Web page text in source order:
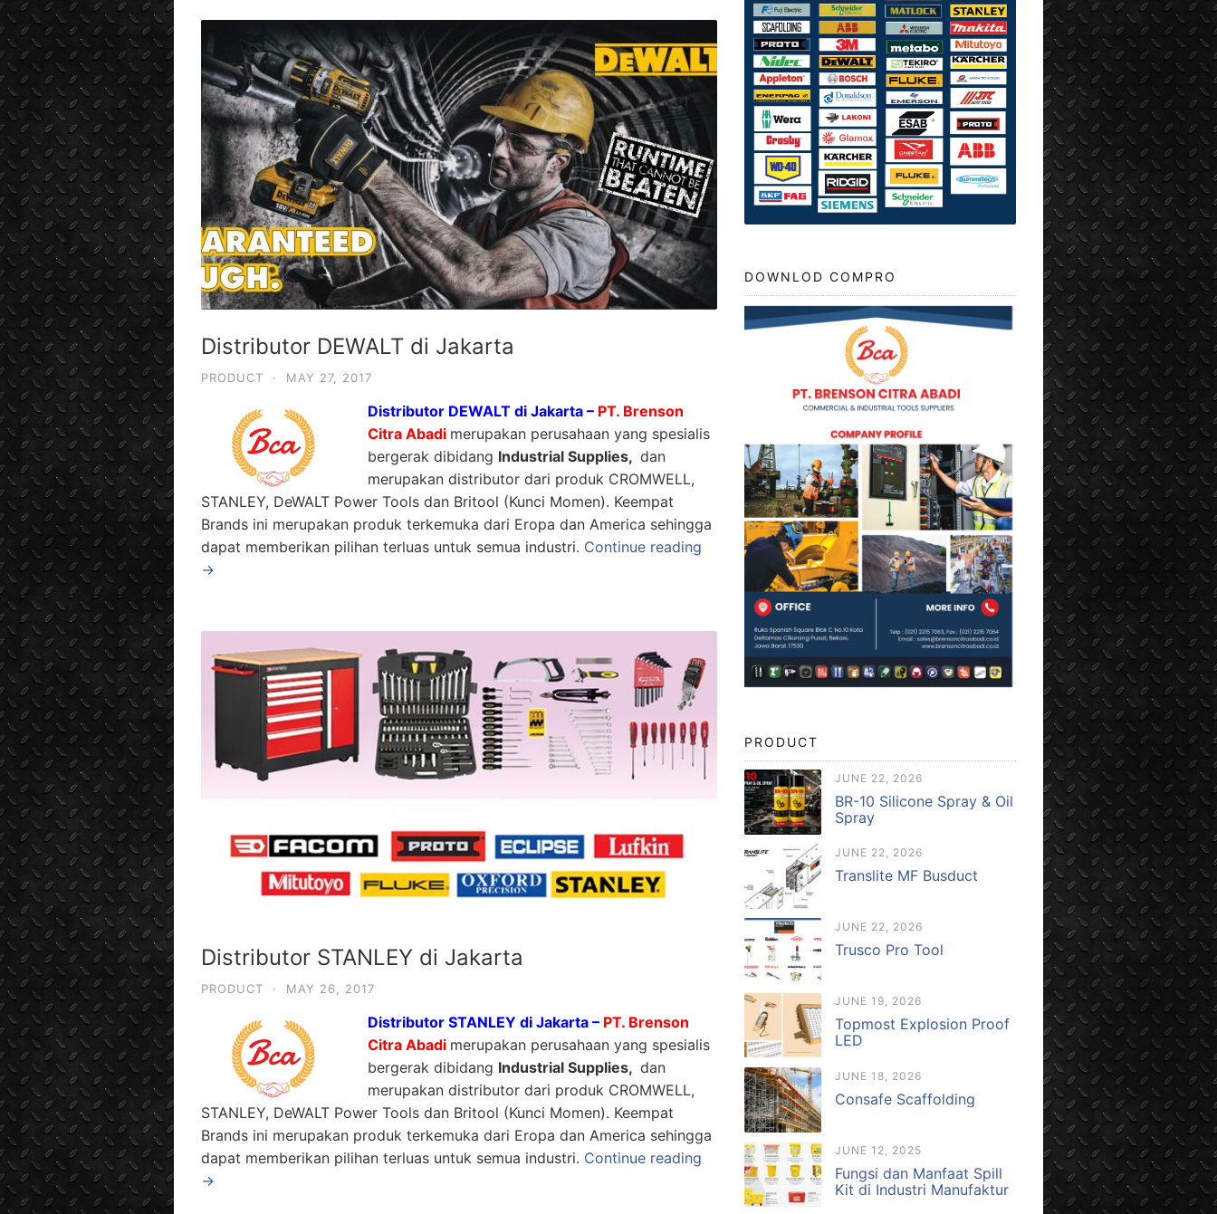
Distributor DEWALT di Jakarta
PRODUCT · MAY 27, 2017
Distributor DEWALT di Jakarta – PT. Brenson
Citra Abadi merupakan perusahaan yang spesialis
bergerak dibidang Industrial Supplies, dan
merupakan distributor dari produk CROMWELL,
STANLEY, DeWALT Power Tools dan Britool (Kunci Momen). Keempat
Brands ini merupakan produk terkemuka dari Eropa dan America sehingga
dapat memberikan pilihan terluas untuk semua industri. Continue reading
→
Distributor STANLEY di Jakarta
PRODUCT · MAY 26, 2017
Distributor STANLEY di Jakarta – PT. Brenson
Citra Abadi merupakan perusahaan yang spesialis
bergerak dibidang Industrial Supplies, dan
merupakan distributor dari produk CROMWELL,
STANLEY, DeWALT Power Tools dan Britool (Kunci Momen). Keempat
Brands ini merupakan produk terkemuka dari Eropa dan America sehingga
dapat memberikan pilihan terluas untuk semua industri. Continue reading
→
DOWNLOD COMPRO
PRODUCT
JUNE 22, 2026
BR-10 Silicone Spray & Oil
Spray
JUNE 22, 2026
Translite MF Busduct
JUNE 22, 2026
Trusco Pro Tool
JUNE 19, 2026
Topmost Explosion Proof
LED
JUNE 18, 2026
Consafe Scaffolding
JUNE 12, 2025
Fungsi dan Manfaat Spill
Kit di Industri Manufaktur